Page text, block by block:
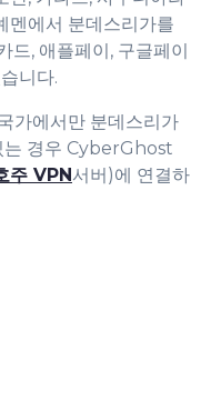
멘에서 분데스리가를
드, 애플페이, 구글페이
니다.
가에서만 분데스리가
는 경우 CyberGhost
주 VPN서버)에 연결하